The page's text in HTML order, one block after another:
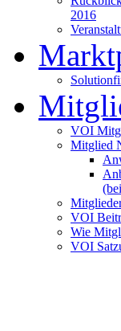
2016
VOI
Mitglied
VOI
Wie
VOI